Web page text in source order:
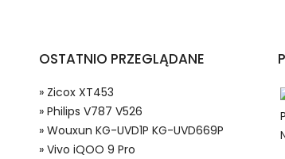
OSTATNIO PRZEGLĄDANE
» Zicox XT453
» Philips V787 V526
» Wouxun KG-UVD1P KG-UVD669P
» Vivo iQOO 9 Pro